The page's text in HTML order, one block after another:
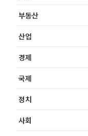
부동산
산업
경제
국제
정치
사회